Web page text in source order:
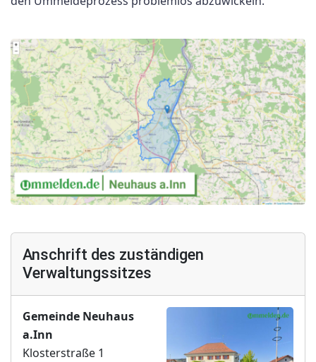
Anschrift des zuständigen
Verwaltungssitzes
Gemeinde Neuhaus
a.Inn
Klosterstraße 1